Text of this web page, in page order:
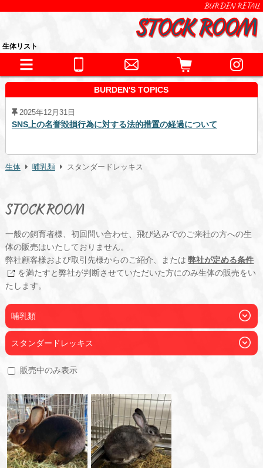
BURDEN RETAIL
生体リスト
BURDEN'S TOPICS
2025年12月31日
SNS上の名誉毀損行為に対する法的措置の経過について
生体 哺乳類 スタンダードレッキス
STOCK ROOM
一般の飼育者様、初回問い合わせ、飛び込みでのご来社の方への生
体の販売はいたしておりません。
弊社顧客様および取引先様からのご紹介、または 弊社が定める条件
を満たすと弊社が判断させていただいた方にのみ生体の販売をい
たします。
哺乳類
スタンダードレッキス
販売中のみ表示